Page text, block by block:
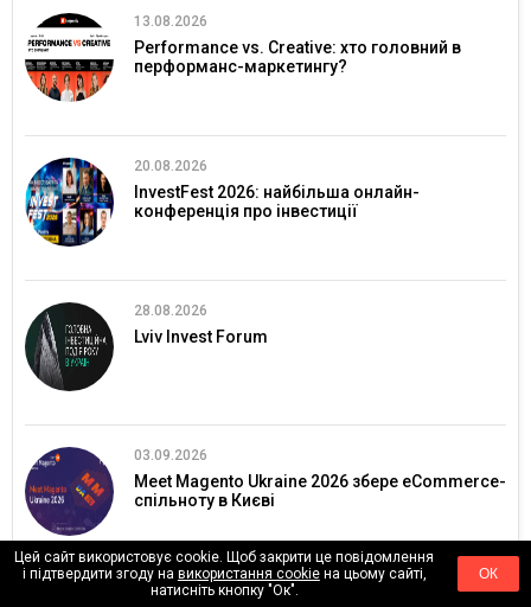
13.08.2026
Performance vs. Creative: хто головний в
перформанс-маркетингу?
20.08.2026
InvestFest 2026: найбільша онлайн-
конференція про інвестиції
28.08.2026
Lviv Invest Forum
03.09.2026
Meet Magento Ukraine 2026 збере eCommerce-
спільноту в Києві
09.09.2026
Цей сайт використовує cookie. Щоб закрити це повідомлення
і підтвердити згоду на використання cookieна цьому сайті,
натисніть кнопку "Ок".
ОК